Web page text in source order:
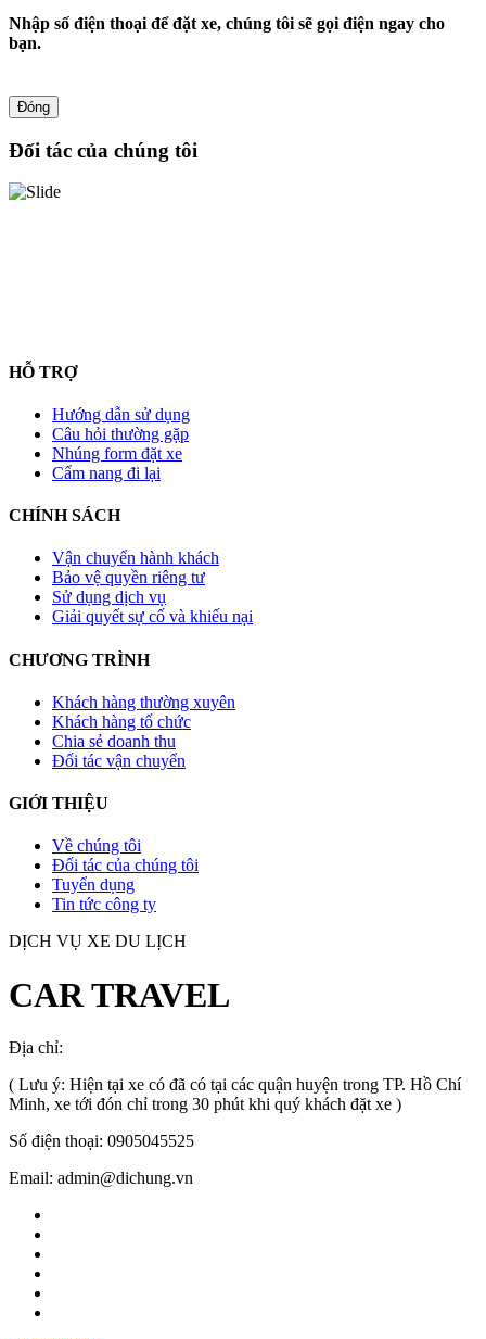
Nhập số điện thoại để đặt xe, chúng tôi sẽ gọi điện ngay cho
bạn.
Đóng
Đối tác của chúng tôi
HỖ TRỢ
Hướng dẫn sử dụng
Câu hỏi thường gặp
Nhúng form đặt xe
Cẩm nang đi lại
CHÍNH SÁCH
Vận chuyển hành khách
Bảo vệ quyền riêng tư
Sử dụng dịch vụ
Giải quyết sự cố và khiếu nại
CHƯƠNG TRÌNH
Khách hàng thường xuyên
Khách hàng tổ chức
Chia sẻ doanh thu
Đối tác vận chuyển
GIỚI THIỆU
Về chúng tôi
Đối tác của chúng tôi
Tuyển dụng
Tin tức công ty
DỊCH VỤ XE DU LỊCH
CAR TRAVEL
Địa chỉ:
( Lưu ý: Hiện tại xe có đã có tại các quận huyện trong TP. Hồ Chí
Minh, xe tới đón chỉ trong 30 phút khi quý khách đặt xe )
Số điện thoại: 0905045525
Email: admin@dichung.vn